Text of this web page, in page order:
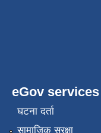
eGov services
घटना दर्ता
सामाजिक सुरक्षा